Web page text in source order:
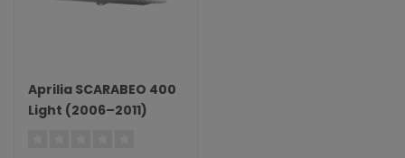
Aprilia SCARABEO 400
Light (2006–2011)